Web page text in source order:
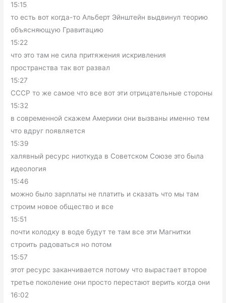
15:15
то есть вот когда-то Альберт Эйнштейн выдвинул теорию
объясняющую Гравитацию
15:22
что это там не сила притяжения искривления
пространства так вот развал
15:27
СССР то же самое что все вот эти отрицательные стороны
15:32
в современной скажем Америки они вызваны именно тем
что вдруг появляется
15:39
халявный ресурс ниоткуда в Советском Союзе это была
идеология
15:46
можно было зарплаты не платить и сказать что мы там
строим новое общество и все
15:51
почти колодку в воде будут те там все эти Магнитки
строить радоваться но потом
15:57
этот ресурс заканчивается потому что вырастает второе
третье поколение они просто перестают верить когда они
16:02